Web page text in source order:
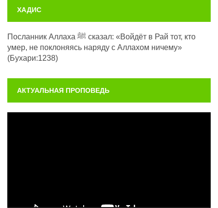
ХАДИС
Посланник Аллаха ﷺ сказал: «Войдёт в Рай тот, кто
умер, не поклоняясь наряду с Аллахом ничему»
(Бухари:1238)
АКТУАЛЬНАЯ ПРОПОВЕДЬ